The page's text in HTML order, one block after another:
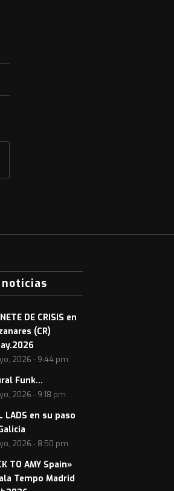
DE CRISIS en
(CR)
2026 - 9:44 pm
Funk…
2026 - 9:18 pm
LADS en su paso
2026 - 8:50 pm
TO AMY Spain»
Tempo Madrid